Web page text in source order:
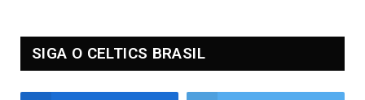
SIGA O CELTICS BRASIL